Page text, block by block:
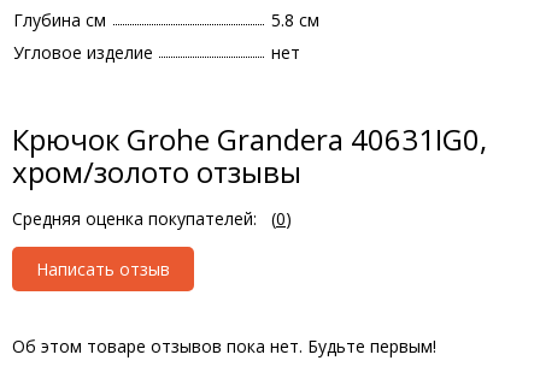
Глубина см
5.8 см
Угловое изделие
нет
Крючок Grohe Grandera 40631IG0,
хром/золото отзывы
Средняя оценка покупателей: (0)
Написать отзыв
Об этом товаре отзывов пока нет. Будьте первым!